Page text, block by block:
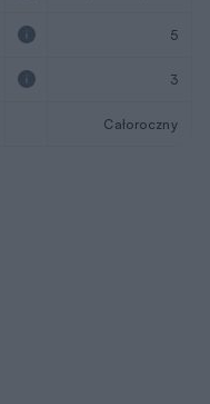
5
3
Całoroczny